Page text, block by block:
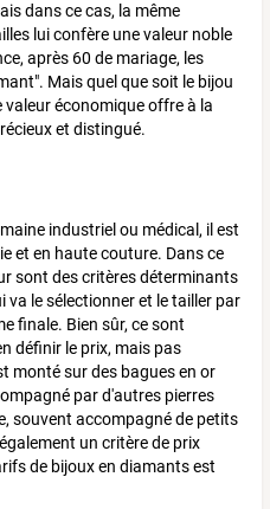
dans ce cas, la même
lui confère une valeur noble
après 60 de mariage, les
Mais quel que soit le bijou
économique offre à la
et distingué.
industriel ou médical, il est
et en haute couture. Dans ce
sont des critères déterminants
va le sélectionner et le tailler par
finale. Bien sûr, ce sont
définir le prix, mais pas
monté sur des bagues en or
par d'autres pierres
souvent accompagné de petits
un critère de prix
de bijoux en diamants est